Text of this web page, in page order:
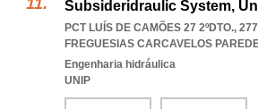
Subsideridraulic System,
PCT LUÍS DE CAMÕES 27 2ºDTO.,
FREGUESIAS CARCAVELOS
Engenharia hidráulica
UNIP